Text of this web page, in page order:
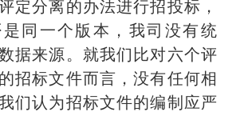
定分离的办法进行招投标，
同一个版本，我司没有统
据来源。就我们比对六个评
招标文件而言，没有任何相
们认为招标文件的编制应严